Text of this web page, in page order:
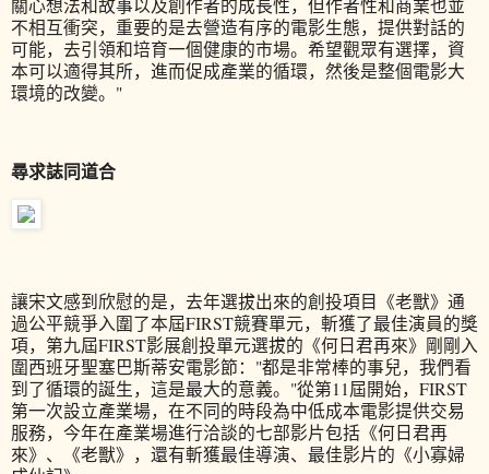
關心想法和故事以及創作者的成長性，但作者性和商業也並
不相互衝突，重要的是去營造有序的電影生態，提供對話的
可能，去引領和培育一個健康的市場。希望觀眾有選擇，資
本可以適得其所，進而促成產業的循環，然後是整個電影大
環境的改變。"
尋求誌同道合
讓宋文感到欣慰的是，去年選拔出來的創投項目《老獸》通
過公平競爭入圍了本屆FIRST競賽單元，斬獲了最佳演員的獎
項，第九屆FIRST影展創投單元選拔的《何日君再來》剛剛入
圍西班牙聖塞巴斯蒂安電影節："都是非常棒的事兒，我們看
到了循環的誕生，這是最大的意義。"從第11屆開始，FIRST
第一次設立產業場，在不同的時段為中低成本電影提供交易
服務，今年在產業場進行洽談的七部影片包括《何日君再
來》、《老獸》，還有斬獲最佳導演、最佳影片的《小寡婦